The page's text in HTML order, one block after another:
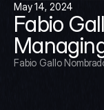
May 14, 2024
Fabio
Fabio Gallo